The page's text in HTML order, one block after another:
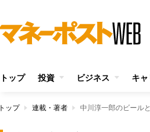
トップ 投資 ビジネス キ
トップ 連載・著者 中川淳一郎のビール